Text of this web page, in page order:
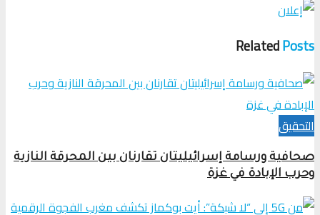
RelatedPosts
التحقیق
صحافية ورسامة إسرائيليتان تقارنان بين المحرقة النازية
وحرب الإبادة في غزة